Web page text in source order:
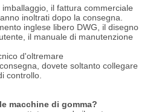
il fattura commerciale
inoltrati dopo la consegna.
inglese libero DWG, il disegno
il manuale di manutenzione
d'oltremare
dovete soltanto collegare
controllo.
macchine di gomma?